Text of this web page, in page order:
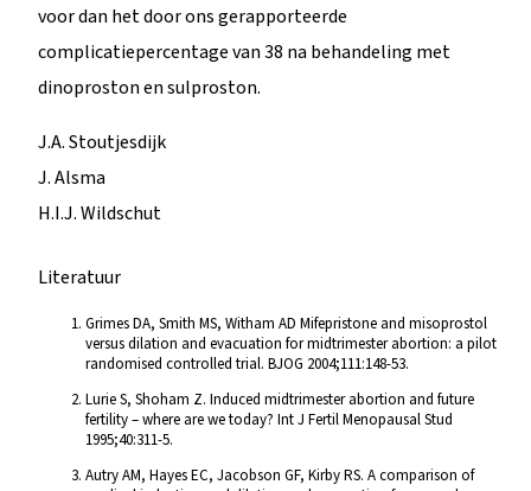
voor dan het door ons gerapporteerde
complicatiepercentage van 38 na behandeling met
dinoproston en sulproston.
J.A. Stoutjesdijk
J. Alsma
H.I.J. Wildschut
Literatuur
Grimes DA, Smith MS, Witham AD Mifepristone and misoprostol
versus dilation and evacuation for midtrimester abortion: a pilot
randomised controlled trial. BJOG 2004;111:148-53.
Lurie S, Shoham Z. Induced midtrimester abortion and future
fertility – where are we today? Int J Fertil Menopausal Stud
1995;40:311-5.
Autry AM, Hayes EC, Jacobson GF, Kirby RS. A comparison of